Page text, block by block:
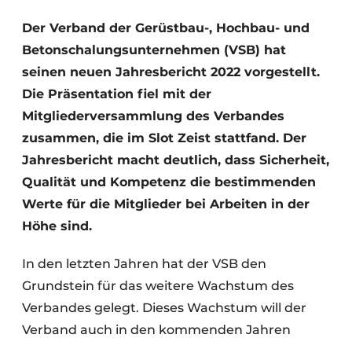
Datenschutz / Cookie-Erklärung
Ein Stellenangebot registrieren
Videos
Der Verband der Gerüstbau-, Hochbau- und
Betonschalungsunternehmen (VSB) hat
seinen neuen Jahresbericht 2022 vorgestellt.
Die Präsentation fiel mit der
Mitgliederversammlung des Verbandes
zusammen, die im Slot Zeist stattfand. Der
Jahresbericht macht deutlich, dass Sicherheit,
Qualität und Kompetenz die bestimmenden
Werte für die Mitglieder bei Arbeiten in der
Höhe sind.
In den letzten Jahren hat der VSB den
Grundstein für das weitere Wachstum des
Verbandes gelegt. Dieses Wachstum will der
Verband auch in den kommenden Jahren